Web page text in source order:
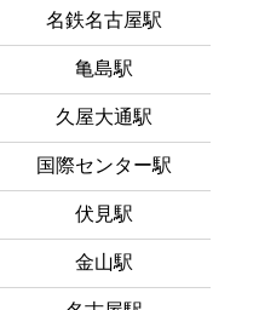
名鉄名古屋駅
亀島駅
久屋大通駅
国際センター駅
伏見駅
金山駅